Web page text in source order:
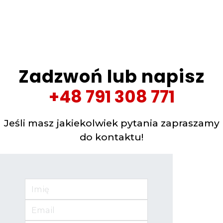
Zadzwoń lub napisz
+48 791 308 771
Jeśli masz jakiekolwiek pytania zapraszamy
do kontaktu!